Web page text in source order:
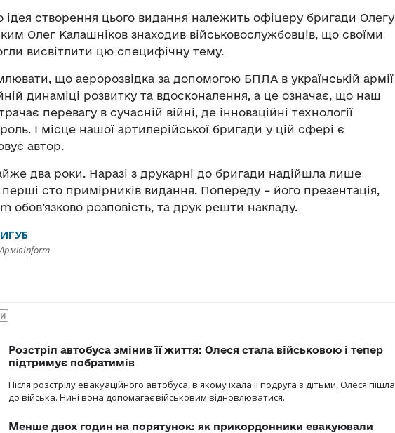
ідея створення цього видання належить офіцеру бригади Олегу
Олег Калашніков знаходив військовослужбовців, що своїми
висвітлити цю специфічну тему.
що аеророзвідка за допомогою БПЛА в українській армії
динаміці розвитку та вдосконалення, а це означає, що наш
перевагу в сучасній війні, де інноваційні технології
І місце нашої артилерійської бригади у цій сфері є
автор.
два роки. Наразі з друкарні до бригади надійшла лише
сто примірників видання. Попереду – його презентація,
обов’язково розповість, та друк решти накладу.
Розстріл автобуса змінив її життя: Олеся стала військовою і тепер
підтримує побратимів
Після розстрілу евакуаційного автобуса, в якому їхала її подруга з дітьми, Олеся пішла
до війська. Нині вона допомагає військовим відновлюватися.
Менше двох годин на порятунок: як прикордонники евакуювали